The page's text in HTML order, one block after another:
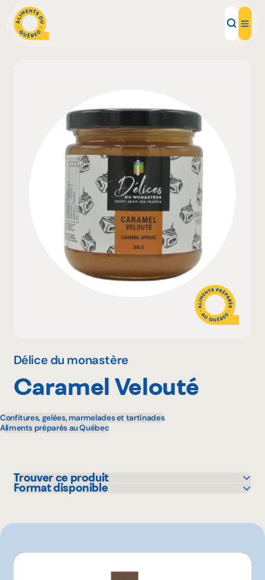
Recettes
Inspirations d'ici
Restaurants
Institutions
À propos
Délice du monastère
Caramel Velouté
Confitures, gelées, marmelades et tartinades
Aliments préparés au Québec
Trouver ce produit
IGA
Format disponible
900 g